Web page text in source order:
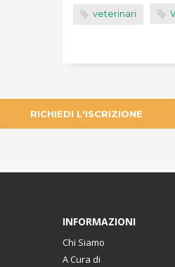
veterinari
RICHIEDI L'ISCRIZIONE
INFORMAZIONI
Chi Siamo
A Cura di